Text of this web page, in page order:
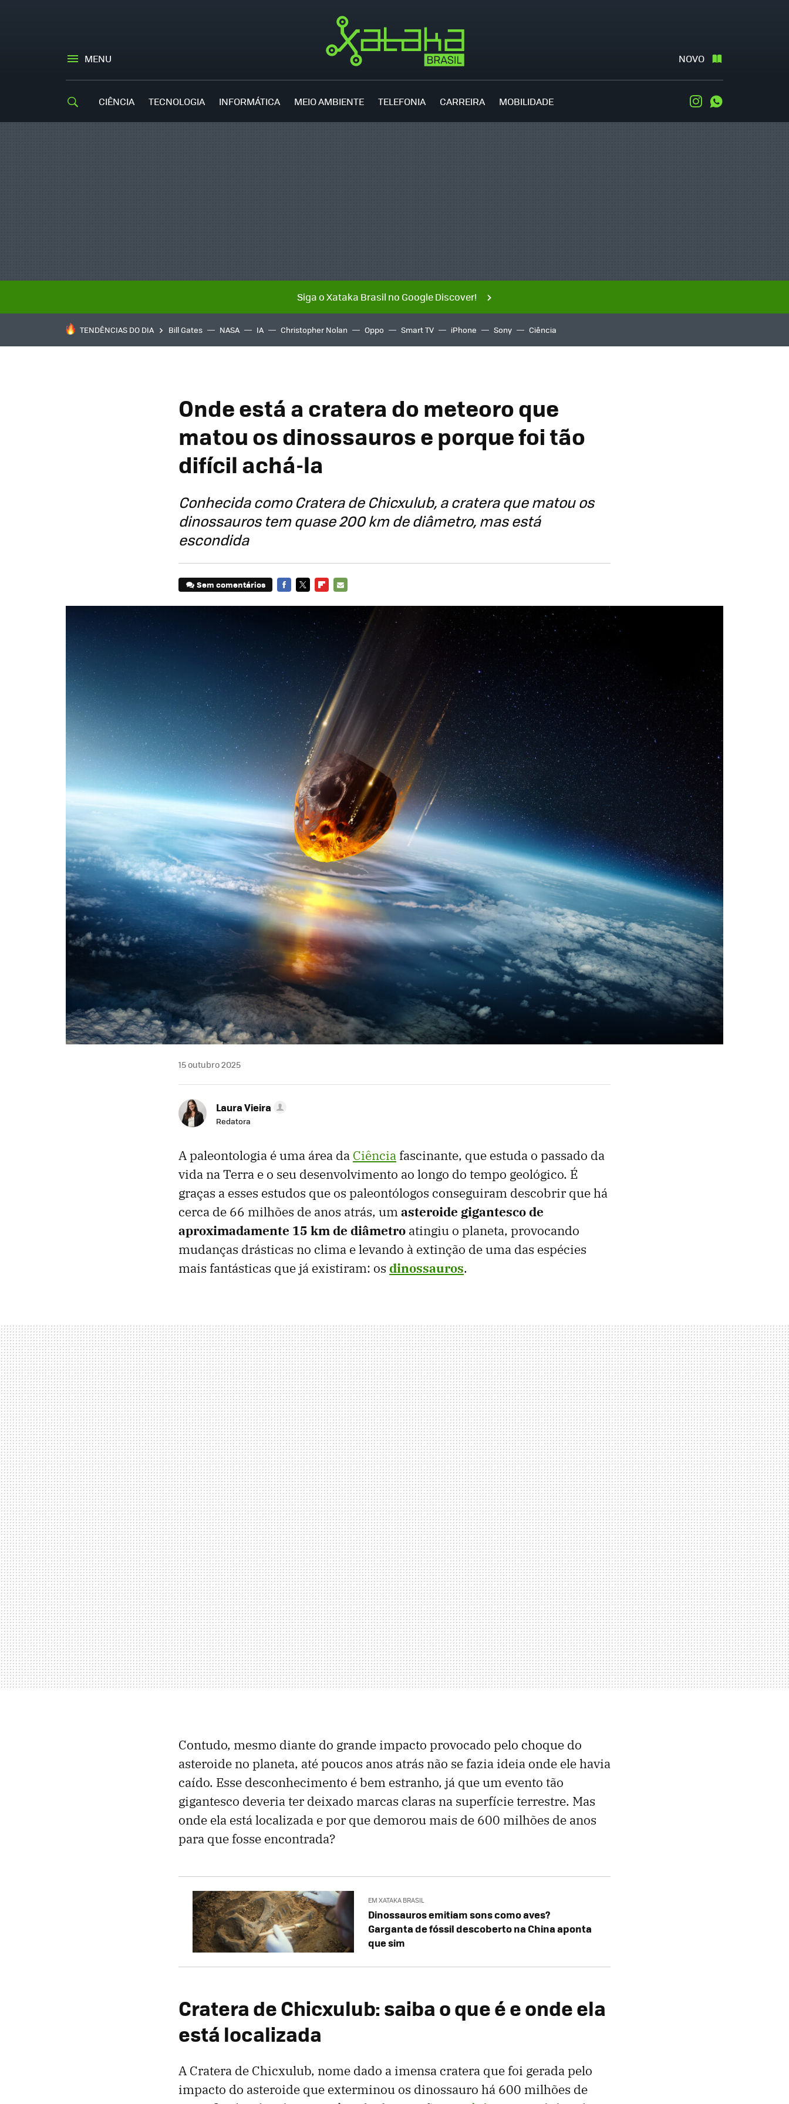
MENU NOVO
CIÊNCIA TECNOLOGIA INFORMÁTICA MEIO AMBIENTE TELEFONIA CARREIRA MOBILIDADE Instagram
Siga o Xataka Brasil no Google Discover!
TENDÊNCIAS DO DIA Bill Gates NASA IA Christopher Nolan Oppo Smart TV iPhone Sony Ciência
Onde está a cratera do meteoro que
matou os dinossauros e porque foi tão
difícil achá-la
Conhecida como Cratera de Chicxulub, a cratera que matou os
dinossauros tem quase 200 km de diâmetro, mas está
escondida
Sem comentários
15 outubro 2025
Laura Vieira
Redatora
A paleontologia é uma área da Ciência fascinante, que estuda o passado da
vida na Terra e o seu desenvolvimento ao longo do tempo geológico. É
graças a esses estudos que os paleontólogos conseguiram descobrir que há
cerca de 66 milhões de anos atrás, umasteroide gigantesco de
aproximadamente 15 km de diâmetro atingiu o planeta, provocando
mudanças drásticas no clima e levando à extinção de uma das espécies
mais fantásticas que já existiram: os dinossauros.
Contudo, mesmo diante do grande impacto provocado pelo choque do
asteroide no planeta, até poucos anos atrás não se fazia ideia onde ele havia
caído. Esse desconhecimento é bem estranho, já que um evento tão
gigantesco deveria ter deixado marcas claras na superfície terrestre. Mas
onde ela está localizada e por que demorou mais de 600 milhões de anos
para que fosse encontrada?
EM XATAKA BRASIL
Dinossauros emitiam sons como aves?
Garganta de fóssil descoberto na China aponta
que sim
Cratera de Chicxulub: saiba o que é e onde ela
está localizada
A Cratera de Chicxulub, nome dado a imensa cratera que foi gerada pelo
impacto do asteroide que exterminou os dinossauro há 600 milhões de